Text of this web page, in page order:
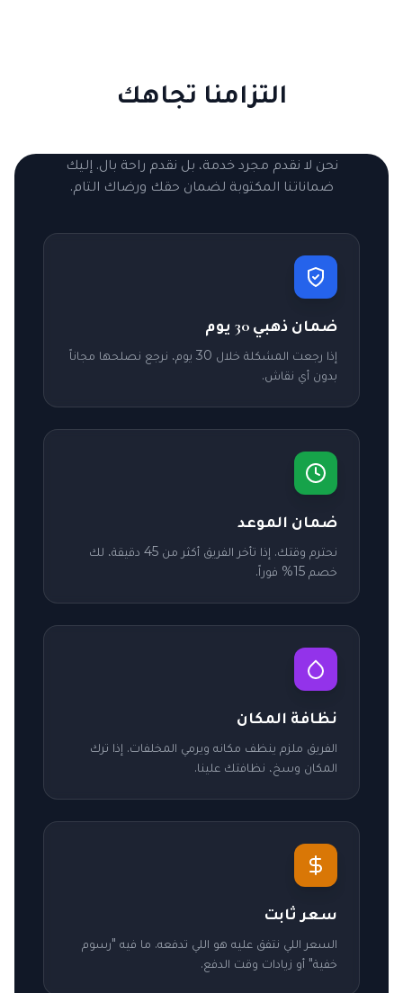
التزامنا تجاهك
نحن لا نقدم مجرد خدمة، بل نقدم راحة بال. إليك
ضماناتنا المكتوبة لضمان حقك ورضاك التام.
ضمان ذهبي 30 يوم
إذا رجعت المشكلة خلال 30 يوم، نرجع نصلحها مجاناً
بدون أي نقاش.
ضمان الموعد
نحترم وقتك. إذا تأخر الفريق أكثر من 45 دقيقة، لك
خصم 15% فوراً.
نظافة المكان
الفريق ملزم ينظف مكانه ويرمي المخلفات. إذا ترك
المكان وسخ، نظافتك علينا.
سعر ثابت
السعر اللي نتفق عليه هو اللي تدفعه. ما فيه "رسوم
خفية" أو زيادات وقت الدفع.